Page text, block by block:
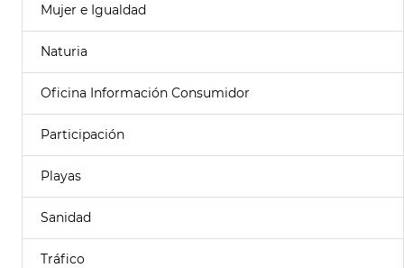
Mujer e Igualdad
Naturia
Oficina Información Consumidor
Participación
Playas
Sanidad
Tráfico